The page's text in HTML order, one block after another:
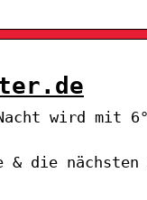
wird mit
die nächsten